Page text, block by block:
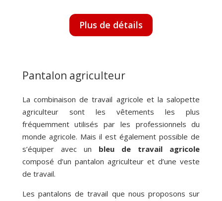
Plus de détails
Pantalon agriculteur
La combinaison de travail agricole et la salopette
agriculteur sont les vêtements les plus
fréquemment utilisés par les professionnels du
monde agricole. Mais il est également possible de
s’équiper avec un bleu de travail agricole
composé d’un pantalon agriculteur et d’une veste
de travail.
Les pantalons de travail que nous proposons sur